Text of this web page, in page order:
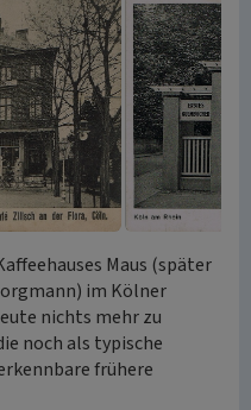
Maus (später
im Kölner
nichts mehr zu
noch als typische
frühere